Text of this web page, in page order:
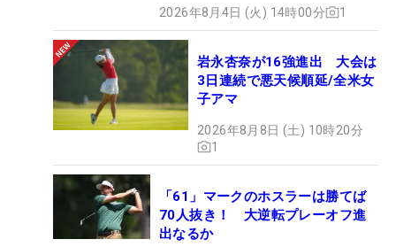
2026年8月4日 (火) 14時00分 1
岩永杏奈が16強進出 大会は
3日連続で悪天候順延/全米女
子アマ
2026年8月8日 (土) 10時20分
1
「61」マークのホスラーは勝てば
70人抜き！ 大逆転プレーオフ進
出なるか